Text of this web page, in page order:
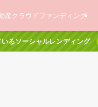
産クラウドファンディング
るソーシャルレンディング